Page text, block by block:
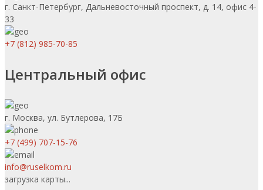
г. Санкт-Петербург, Дальневосточный проспект, д. 14, офис 4-
33
+7 (812) 985-70-85
Центральный офис
г. Москва, ул. Бутлерова, 17Б
+7 (499) 707-15-76
info@ruselkom.ru
загрузка карты...